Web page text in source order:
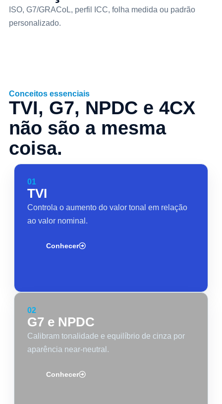
ISO, G7/GRACoL, perfil ICC, folha medida ou padrão
personalizado.
Conceitos essenciais
TVI, G7, NPDC e 4CX
não são a mesma
coisa.
01
TVI
Controla o aumento do valor tonal em relação
ao valor nominal.
Conhecer
02
G7 e NPDC
Calibram tonali­dade e equilíbrio de cinza por
aparência near-neutral.
Conhecer